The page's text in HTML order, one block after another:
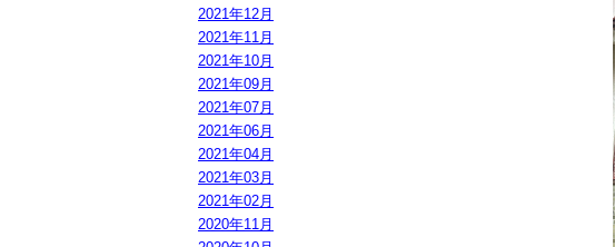
2021年12月
2021年11月
2021年10月
2021年09月
2021年07月
2021年06月
2021年04月
2021年03月
2021年02月
2020年11月